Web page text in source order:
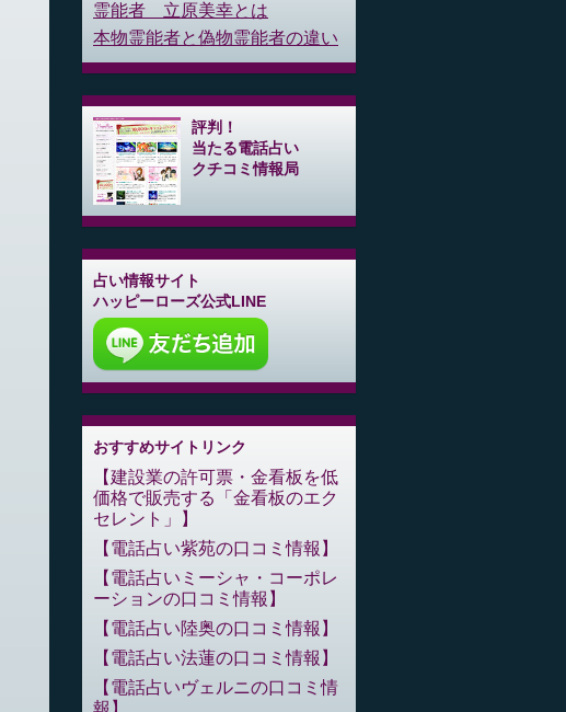
霊能者 立原美幸とは
本物霊能者と偽物霊能者の違い
評判！
当たる電話占い
クチコミ情報局
占い情報サイト
ハッピーローズ公式LINE
おすすめサイトリンク
建設業の許可票・金看板を低
価格で販売する「金看板のエク
セレント」
電話占い紫苑の口コミ情報
電話占いミーシャ・コーポレ
ーションの口コミ情報
電話占い陸奥の口コミ情報
電話占い法蓮の口コミ情報
電話占いヴェルニの口コミ情
報